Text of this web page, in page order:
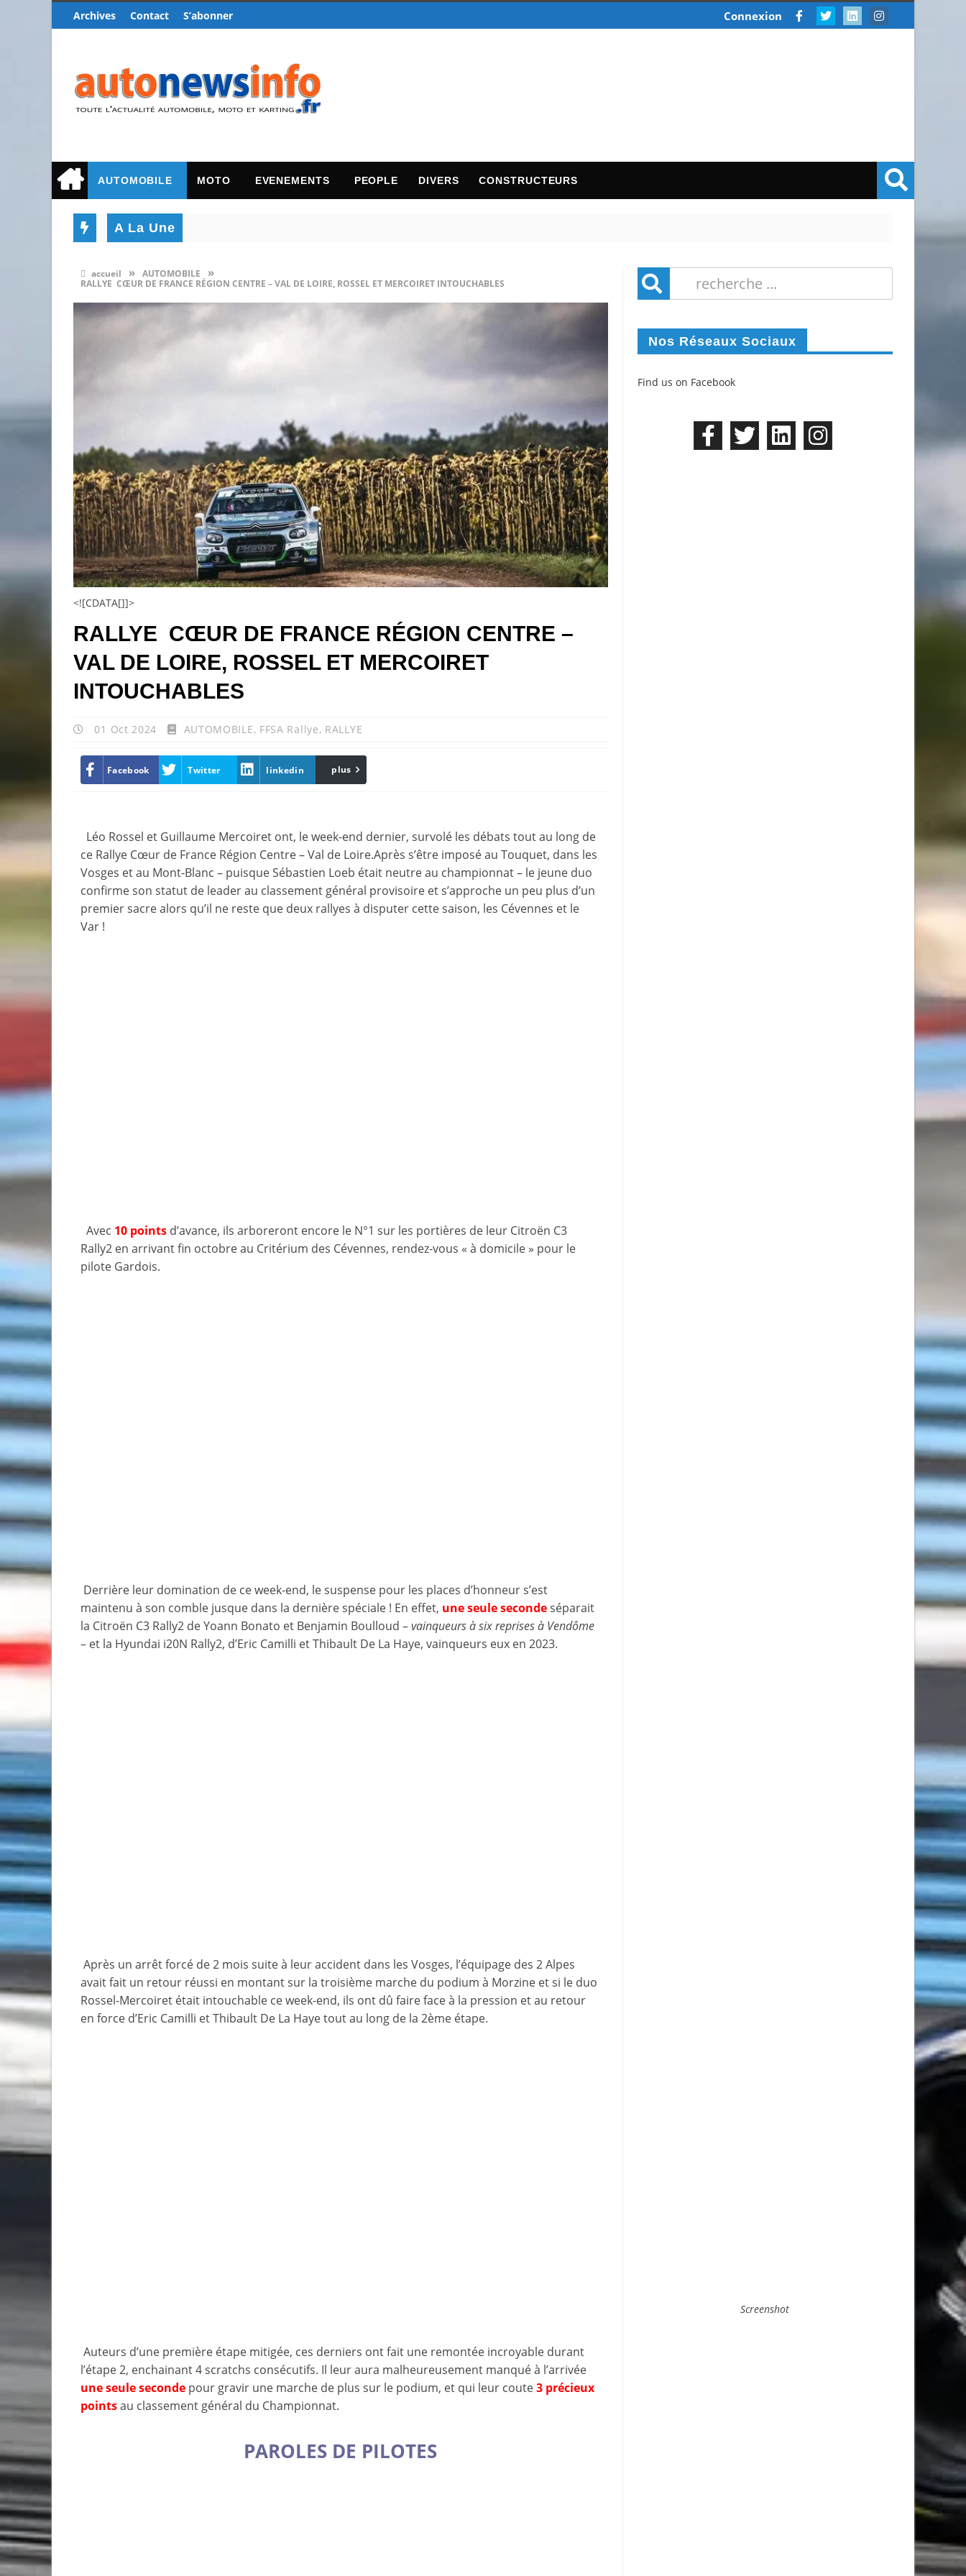
Archives Contact S’abonner Connexion
AUTOMOBILE MOTO EVENEMENTS PEOPLE DIVERS CONSTRUCTEURS
A La Une
accueil » AUTOMOBILE »
RALLYE CŒUR DE FRANCE RÉGION CENTRE – VAL DE LOIRE, ROSSEL ET MERCOIRET INTOUCHABLES
<![CDATA[]]>
RALLYE CŒUR DE FRANCE RÉGION CENTRE –
VAL DE LOIRE, ROSSEL ET MERCOIRET
INTOUCHABLES
01 Oct 2024 AUTOMOBILE, FFSA Rallye, RALLYE
Facebook Twitter linkedin Email
plus
Léo Rossel et Guillaume Mercoiret ont, le week-end dernier, survolé les débats tout au long de
ce Rallye Cœur de France Région Centre – Val de Loire.Après s’être imposé au Touquet, dans les
Vosges et au Mont-Blanc – puisque Sébastien Loeb était neutre au championnat – le jeune duo
confirme son statut de leader au classement général provisoire et s’approche un peu plus d’un
premier sacre alors qu’il ne reste que deux rallyes à disputer cette saison, les Cévennes et le
Var !
Avec 10 points d’avance, ils arboreront encore le N°1 sur les portières de leur Citroën C3
Rally2 en arrivant fin octobre au Critérium des Cévennes, rendez-vous « à domicile » pour le
pilote Gardois.
Derrière leur domination de ce week-end, le suspense pour les places d’honneur s’est
maintenu à son comble jusque dans la dernière spéciale ! En effet, une seule secondeséparait
la Citroën C3 Rally2 de Yoann Bonato et Benjamin Boulloud –vainqueurs à six reprises à Vendôme
– et la Hyundai i20N Rally2, d’Eric Camilli et Thibault De La Haye, vainqueurs eux en 2023.
Après un arrêt forcé de 2 mois suite à leur accident dans les Vosges, l’équipage des 2 Alpes
avait fait un retour réussi en montant sur la troisième marche du podium à Morzine et si le duo
Rossel-Mercoiret était intouchable ce week-end, ils ont dû faire face à la pression et au retour
en force d’Eric Camilli et Thibault De La Haye tout au long de la 2ème étape.
Auteurs d’une première étape mitigée, ces derniers ont fait une remontée incroyable durant
l’étape 2, enchainant 4 scratchs consécutifs. Il leur aura malheureusement manqué à l’arrivée
une seule seconde pour gravir une marche de plus sur le podium, et qui leur coute3 précieux
pointsau classement général du Championnat.
PAROLES DE PILOTES
Nos Réseaux Sociaux
Find us on Facebook
Screenshot